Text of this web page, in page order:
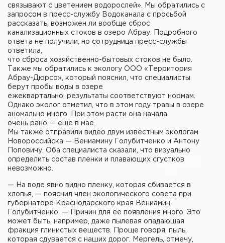
связывают с цветением водорослей». Мы обратились с
запросом в пресс-службу Водоканала с просьбой
рассказать, возможен ли вообще сброс
канализационных стоков в озеро Абрау. Подробного
ответа не получили, но сотрудница пресс-службы
ответила,
что сброса хозяйственно-бытовых стоков не было.
Также мы обратились к экологу ООО «Территория
Абрау-Дюрсо», который пояснил, что специалисты
берут пробы воды в озере
ежеквартально, результаты соответствуют нормам.
Однако эколог отметил, что в этом году травы в озере
аномально много. При этом расти она начала
очень рано — еще в мае.
Мы также отправили видео двум известным экологам
Новороссийска — Вениамину Голубитченко и Антону
Поповичу. Оба специалиста сказали, что визуально
определить состав пленки и плавающих сгустков
невозможно.
— На воде явно видно пленку, которая сбивается в
хлопья, — пояснил член экологического совета при
губернаторе Краснодарского края Вениамин
Голубитченко. — Причин для ее появления много. Это
может быть, например, даже пылевая опадающая
фракция глинистых веществ. Проще говоря, пыль,
которая сдувается с наших дорог. Мергель, отмечу,